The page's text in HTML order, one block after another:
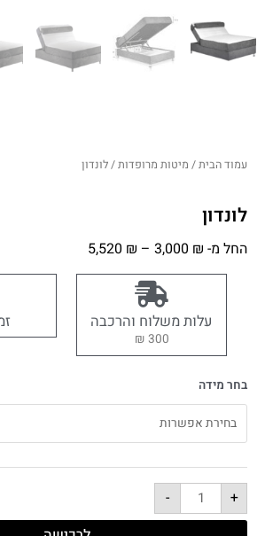
עמוד הבית/ מיטות מרופדות/ לונדון
לונדון
החל מ- 3,000 ₪
–
5,520 ₪
עלות משלוח והרכבה
300 ₪
בחר מידה
-
+